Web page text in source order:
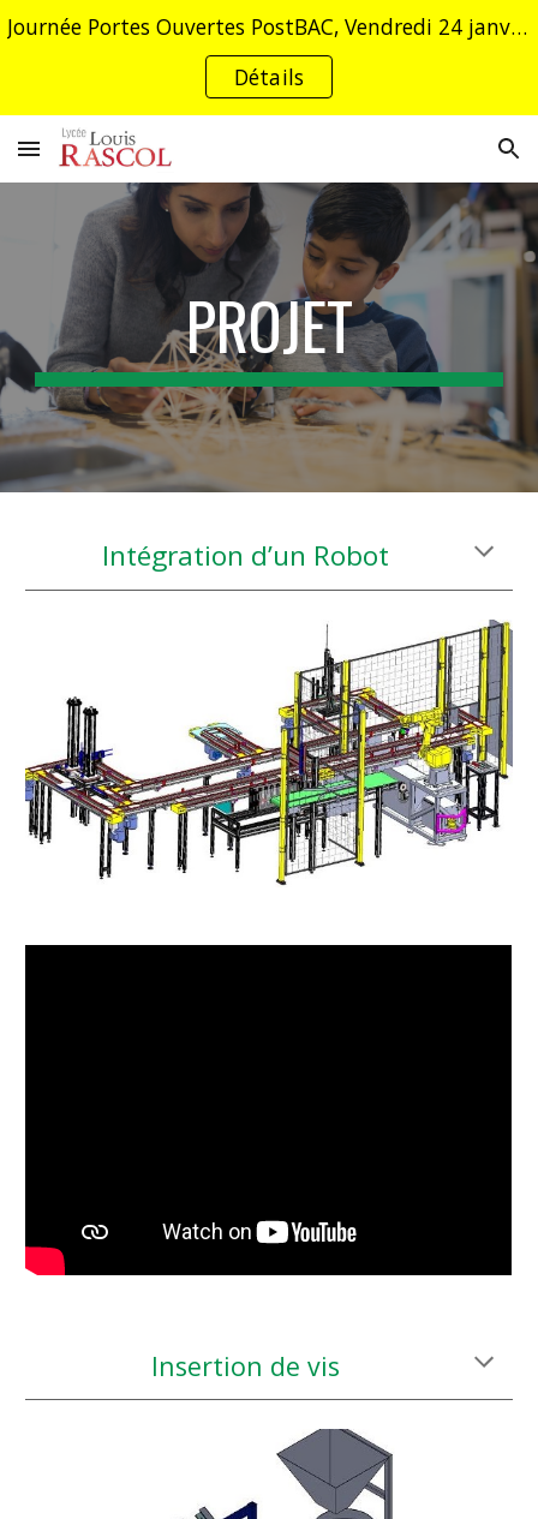
Skip to navigation
Journée Portes Ouvertes PostBAC, Vendredi 24 janvier 2026 de 16h à 19h et Samedi 25 janvier 2026 de 9h à 12h
Détails
PROJET
Intégration d’un Robot
Insertion de vis